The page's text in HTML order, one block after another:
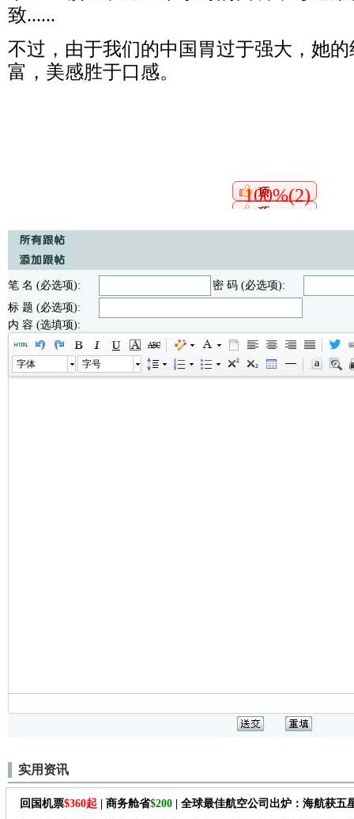
致......
不过，由于我们的中国胃过于强大，她
富，美感胜于口感。
100%(2)
笔 名 (必选项):
密 码 (必选项):
标 题 (必选项):
内 容 (选填项):
字体 字号
实用资讯
回国机票$360起 | 商务舱省$200 | 全球最佳航空公司出炉：海航获五